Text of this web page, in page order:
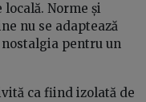
Norme și
nu se adaptează
pentru un
ca fiind izolată de